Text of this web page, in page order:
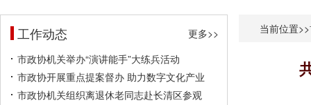
工作动态
更多>>
市政协机关举办“演讲能手”大练兵活动
市政协开展重点提案督办 助力数字文化产业
市政协机关组织离退休老同志赴长清区参观
当前位置>>